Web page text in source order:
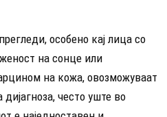
особено кај лица со
на сонце или
на кожа, овозможуваат
често уште во